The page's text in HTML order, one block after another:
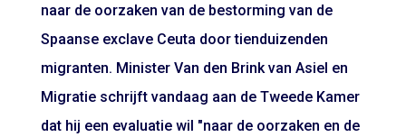
naar de oorzaken van de bestorming van de
Spaanse exclave Ceuta door tienduizenden
migranten. Minister Van den Brink van Asiel en
Migratie schrijft vandaag aan de Tweede Kamer
dat hij een evaluatie wil "naar de oorzaken en de